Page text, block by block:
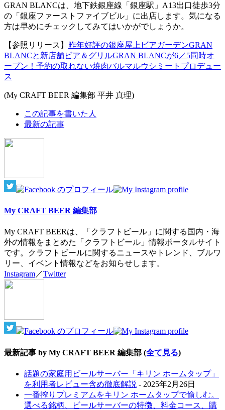
GRAN BLANCは、地下鉄銀座線「銀座駅」A13出口徒歩3分
の「銀座ファーストファイブビル」に出店します。気になる
方は早めにチェックしてみてはいかがでしょうか。
【参照リリース】 昨年好評の銀座屋上ビアガーデンGRAN
BLANCと新店舗ビア＆グリルGRAN BLANCが6／5同時オ
ープン！予約の取れない焼肉バルマルウシミートプロデュー
ス
(My CRAFT BEER 編集部 平井 真理)
following
tabs
change
この記事を書いた人
最新の記事
My CRAFT BEER 編集部
My CRAFT BEERは、「クラフトビール」に関する国内・海
外の情報をまとめた「クラフトビール」情報ポータルサイト
です。クラフトビールに関するニュースやトレンド、ブルワ
リー、イベント情報などをお知らせします。
Instagram／Twitter
最新記事 by My CRAFT BEER 編集部 (全て見る)
話題の家庭用ビールサーバー「キリン ホームタップ」
を利用者レビュー含め徹底解説 - 2025年2月26日
一番搾りプレミアムをキリン ホームタップで愉しむ。
選べる銘柄、ビールサーバーの特徴、料金コース、購